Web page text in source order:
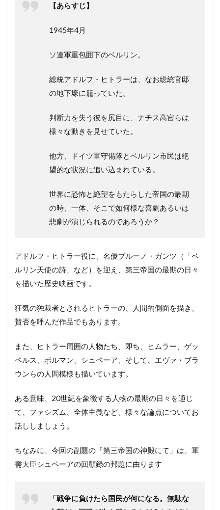
【あらすじ】
1945年4月
ソ連軍重包囲下のベルリン。
総統アドルフ・ヒトラーは、なお総統官邸
の地下壕に籠っていた。
判断力を失う彼を尻目に、ナチス高官らは
様々な動きを見せていた。
他方、ドイツ軍守備隊とベルリン市民は絶
望的な状況に追い込まれている。
世界に恐怖と絶望をもたらした帝国の最期
の時、一体、そこで如何様な喜劇あるいは
悲劇が演じられるのであろうか？
アドルフ・ヒトラー役に、名優ブルーノ・ガンツ（「ベ
ルリン天使の詩」など）を迎え、第三帝国の最期の日々
を描いた歴史映画です。
狂気の独裁者とされるヒトラーの、人間的側面を描き、
賛否を呼んだ作品でもあります。
また、ヒトラー周囲の人物たち、即ち、ヒムラー、ゲッ
ペルス、ボルマン、シュペーア、そして、エヴァ・ブラ
ウンらの人間模様も描いています。
ある意味、20世紀を象徴する人物の最期の日々を通じ
て、ファシズム、全体主義など、様々な論点についてお
話ししましょう。
ちなみに、今回の副題の「第三帝国の神殿にて」は、軍
需大臣シュペーアの回顧録の邦題に由ります
「戦争に負けたら国民が何になる。無駄な